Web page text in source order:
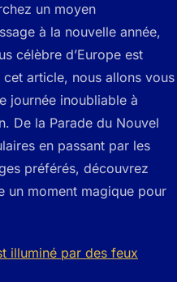
un moyen
à la nouvelle année,
célèbre d’Europe est
article, nous allons vous
journée inoubliable à
De la Parade du Nouvel
en passant par les
préférés, découvrez
un moment magique pour